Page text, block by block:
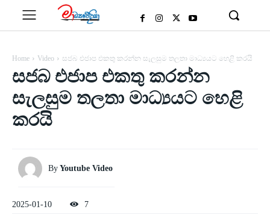
Home Video සජබ එජාප එකතු කරන්න සැලසුම තලතා මාධ්‍යයට හෙළි කරයි
සජබ එජාප එකතු කරන්න
සැලසුම තලතා මාධ්‍යයට හෙළි
කරයි
By Youtube Video
2025-01-10 7